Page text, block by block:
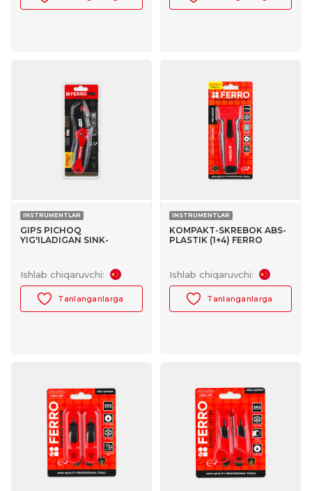
INSTRUMENTLAR
GIPS PICHOQ
YIG'ILADIGAN SINK-
Ishlab chiqaruvchi:
Tanlanganlarga
INSTRUMENTLAR
KOMPAKT-SKREBOK ABS-
PLASTIK (1+4) FERRO
Ishlab chiqaruvchi:
Tanlanganlarga